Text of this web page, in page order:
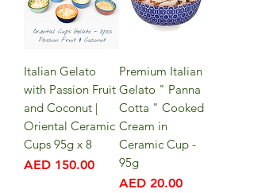
Italian Gelato
with Passion Fruit
and Coconut |
Oriental Ceramic
Cups 95g x 8
मूल्य
AED 150.00
Premium Italian
Gelato " Panna
Cotta " Cooked
Cream in
Ceramic Cup -
95g
मूल्य
AED 20.00